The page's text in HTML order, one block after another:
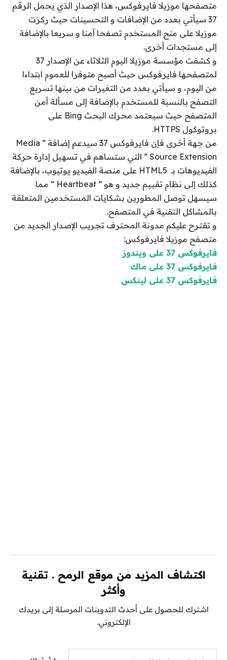
متصفحها موزيلا فايرفوكس، هذا الإصدار الذي يحمل الرقم
37 سيأتي بعدد من الإضافات و التحسينات حيث ركزت
موزيلا على منح المستخدم تصفحا آمنا و سريعا بالإضافة
إلى مستجدات أخرى.
و كشفت مؤسسة موزيلا اليوم الثلاثاء عن الإصدار 37
لمتصفحها فايرفوكس حيث أصبح متوفرا للعموم ابتداءا
من اليوم، و سيأتي بعدد من التغيرات من بينها تسريع
التصفح بالنسبة للمستخدم بالإضافة إلى مسألة أمن
المتصفح حيث سيعتمد محرك البحث Bing على
بروتوكول HTTPS.
من جهة أخرى فإن فايرفوكس 37 سيدعم إضافة ” Media
Source Extension ” التي ستساهم في تسهيل إدارة حركة
الفيديوهات بـ HTML5 على منصة الفيديو يوتيوب، بالإضافة
كذلك إلى نظام تقييم جديد و هو ” Heartbeat ” مما
سيسهل توصل المطورين بشكايات المستخدمين المتعلقة
بالمشاكل التقنية في المتصفح.
و تقترح عليكم مدونة المحترف تجريب الإصدار الجديد من
متصفح موزيلا فايرفوكس:
فايرفوكس 37 على ويندوز
فايرفوكس 37 على ماك
فايرفوكس 37 على لينكس
اكتشاف المزيد من موقع الرمح . تقنية
وأكثر
اشترك للحصول على أحدث التدوينات المرسلة إلى بريدك
الإلكتروني.
كتابة بريدك الإلكتروني...